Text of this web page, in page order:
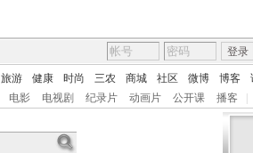
登录
旅游 健康 时尚 三农 商城 社区 微博 博客
电影 电视剧 纪录片 动画片 公开课 播客